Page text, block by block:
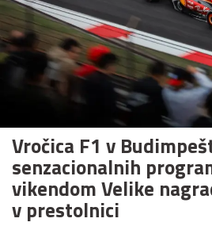
Vročica F1 v
senzacionalnih
vikendom Velike
v prestolnici